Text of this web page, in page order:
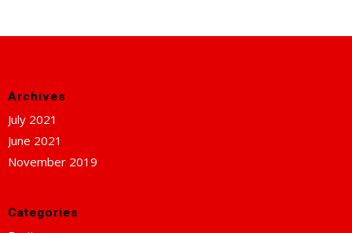
Archives
July 2021
June 2021
November 2019
Categories